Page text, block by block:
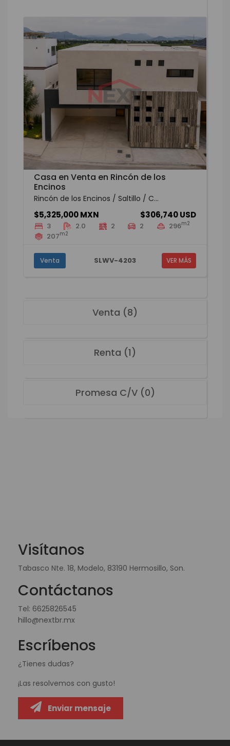
Casa en Venta en Rincón de los
Encinos
Rincón de los Encinos / Saltillo / C...
$5,325,000 MXN $306,740 USD
3 2.0 2 2 296m2
207m2
Venta SLWV-4203 VER MÁS
Venta (8)
Renta (1)
Promesa C/V (0)
Visítanos
Tabasco Nte. 18, Modelo, 83190 Hermosillo, Son.
Contáctanos
Tel: 6625826545
hillo@nextbr.mx
Escríbenos
¿Tienes dudas?
¡Las resolvemos con gusto!
Enviar mensaje